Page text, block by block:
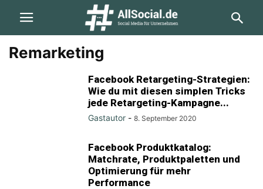
Remarketing
Facebook Retargeting-Strategien:
Wie du mit diesen simplen Tricks
jede Retargeting-Kampagne...
Gastautor - 8. September 2020
Facebook Produktkatalog:
Matchrate, Produktpaletten und
Optimierung für mehr
Performance